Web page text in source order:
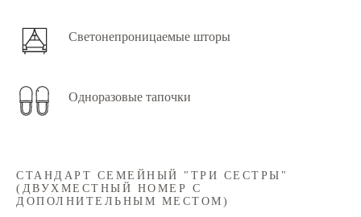
Светонепроницаемые шторы
Одноразовые тапочки
СТАНДАРТ СЕМЕЙНЫЙ "ТРИ СЕСТРЫ"
(ДВУХМЕСТНЫЙ НОМЕР С
ДОПОЛНИТЕЛЬНЫМ МЕСТОМ)